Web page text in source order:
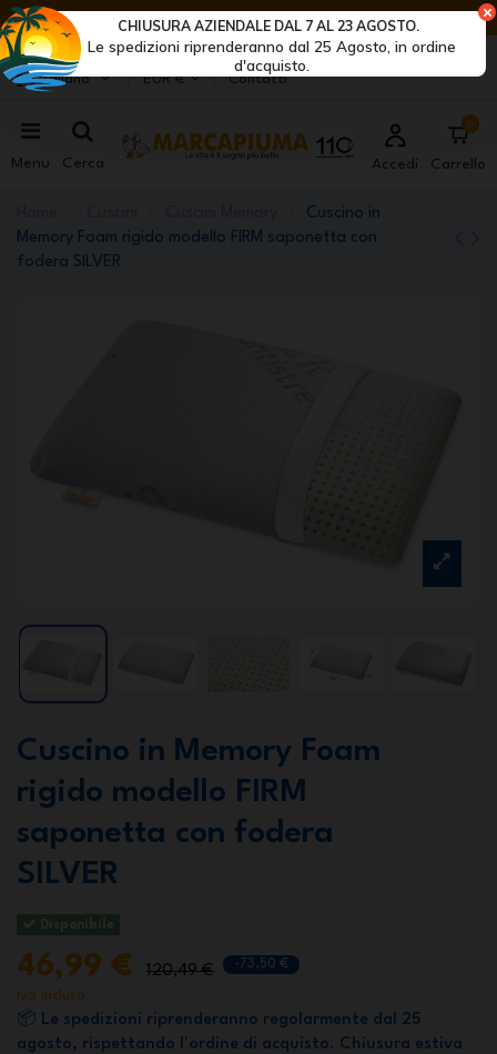
ULTIMI GIORNI DI SCONTI: AFFRETTATI! >
Marcapiuma| Produttori di materassi, cuscini e reti
Italiano
EUR € Contatti
Menu Cerca Accedi
0
Carrello
Cuscino in
Memory Foam rigido modello FIRM saponetta con
fodera SILVER
Cuscino in Memory Foam
rigido modello FIRM
saponetta con fodera
SILVER
46,99 € 120,49 € -73,50 €
Iva inclusa
📦 Le spedizioni riprenderanno regolarmente dal 25
agosto, rispettando l'ordine di acquisto. Chiusura estiva
Le spedizioni riprenderanno dal 25 Agosto, in ordine
d'acquisto.
CHIUSURA AZIENDALE DAL 7 AL 23 AGOSTO.